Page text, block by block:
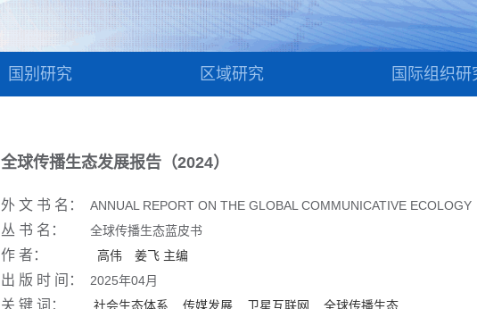
国别研究 区域研究 国际组织研
全球传播生态发展报告（2024）
外 文 书 名： ANNUAL REPORT ON THE GLOBAL COMMUNICATIVE ECOLOGY
丛 书 名： 全球传播生态蓝皮书
作 者： 高伟 姜飞 主编
出 版 时 间： 2025年04月
关 键 词： 社会生态体系 传媒发展 卫星互联网 全球传播生态